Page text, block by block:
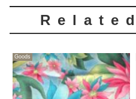
Goods